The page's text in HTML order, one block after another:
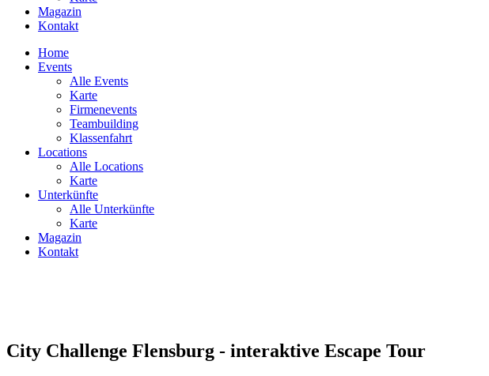
Magazin
Kontakt
Home
Events
Alle Events
Karte
Firmenevents
Teambuilding
Klassenfahrt
Locations
Alle Locations
Karte
Unterkünfte
Alle Unterkünfte
Karte
Magazin
Kontakt
City Challenge Flensburg - interaktive Escape Tour